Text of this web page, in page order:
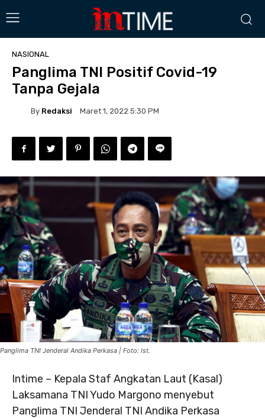
NASIONAL
Panglima TNI Positif Covid-19
Tanpa Gejala
By Redaksi Maret 1, 2022 5:30 PM
Panglima TNI Jenderal Andika Perkasa | Foto: Ist.
Intime – Kepala Staf Angkatan Laut (Kasal)
Laksamana TNI Yudo Margono menyebut
Panglima TNI Jenderal TNI Andika Perkasa